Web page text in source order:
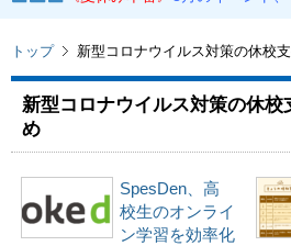
トップ 新型コロナウイルス対策の休校
新型コロナウイルス対策の休校
め
SpesDen、高
校生のオンライ
ン学習を効率化